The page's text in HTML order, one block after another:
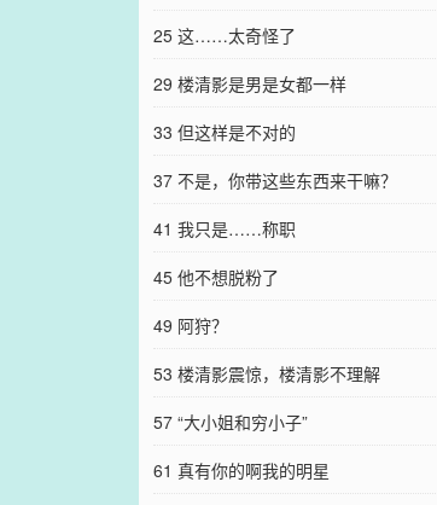
25 这……太奇怪了
29 楼清影是男是女都一样
33 但这样是不对的
37 不是，你带这些东西来干嘛？
41 我只是……称职
45 他不想脱粉了
49 阿狩？
53 楼清影震惊，楼清影不理解
57 “大小姐和穷小子”
61 真有你的啊我的明星